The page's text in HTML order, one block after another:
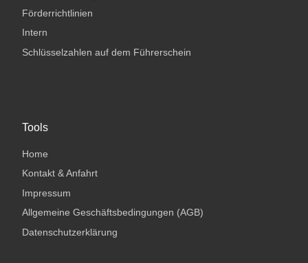
Förderrichtlinien
Intern
Schlüsselzahlen auf dem Führerschein
Tools
Home
Kontakt & Anfahrt
Impressum
Allgemeine Geschäftsbedingungen (AGB)
Datenschutzerklärung